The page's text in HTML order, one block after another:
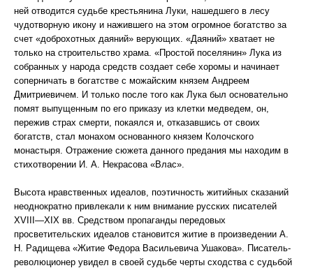
ней отводится судьбе крестьянина Луки, нашедшего в лесу
чудотворную икону и нажившего на этом огромное богатство за
счет «доброхотных даяний» верующих. «Даяний» хватает не
только на строительство храма. «Простой поселянин» Лука из
собранных у народа средств создает себе хоромы и начинает
соперничать в богатстве с можайским князем Андреем
Дмитриевичем. И только после того как Лука был основательно
помят выпущенным по его приказу из клетки медведем, он,
пережив страх смерти, покаялся и, отказавшись от своих
богатств, стал монахом основанного князем Колочского
монастыря. Отражение сюжета данного предания мы находим в
стихотворении И. А. Некрасова «Влас».
Высота нравственных идеалов, поэтичность житийных сказаний
неоднократно привлекали к ним внимание русских писателей
XVIII—XIX вв. Средством пропаганды передовых
просветительских идеалов становится житие в произведении А.
Н. Радищева «Житие Федора Васильевича Ушакова». Писатель-
революционер увидел в своей судьбе черты сходства с судьбой